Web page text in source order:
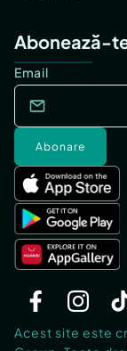
Abonează-
Email
Abonare
Acest site este